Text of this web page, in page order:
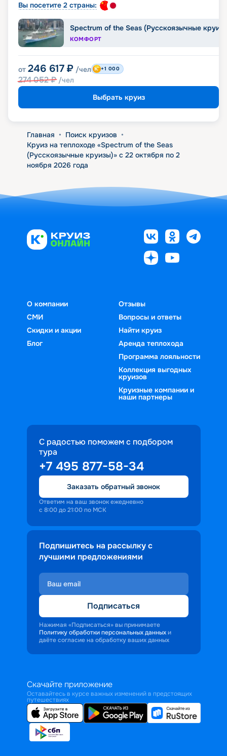
Вы посетите 2 страны:
Spectrum of the Seas (Русскоязычные
КОМФОРТ
от 246 617 ₽ /чел
274 052₽ /чел
+1 000
Выбрать круиз
Главная • Поиск круизов •
Круиз на теплоходе «Spectrum of the Seas
(Русскоязычные круизы)» с 22 октября по 2
ноября 2026 года
О компании
СМИ
Скидки и акции
Блог
Отзывы
Вопросы и ответы
Найти круиз
Аренда теплохода
Программа лояльности
Коллекция выгодных
круизов
Круизные компании и
наши партнеры
С радостью поможем с подбором
тура
+7 495 877-58-34
Заказать обратный звонок
Ответим на ваш звонок ежедневно
с 8:00 до 21:00 по МСК
Подпишитесь на рассылку с
лучшими предложениями
Подписаться
Нажимая «Подписаться» вы принимаете
Политику обработки персональных данных и
даёте согласие на обработку ваших данных
Скачайте приложение
Оставайтесь в курсе важных изменений в предстоящих
путешествиях